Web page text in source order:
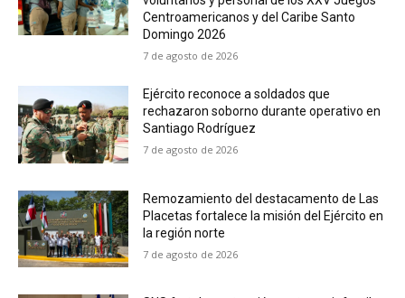
Centroamericanos y del Caribe Santo
Domingo 2026
7 de agosto de 2026
Ejército reconoce a soldados que
rechazaron soborno durante operativo en
Santiago Rodríguez
7 de agosto de 2026
Remozamiento del destacamento de Las
Placetas fortalece la misión del Ejército en
la región norte
7 de agosto de 2026